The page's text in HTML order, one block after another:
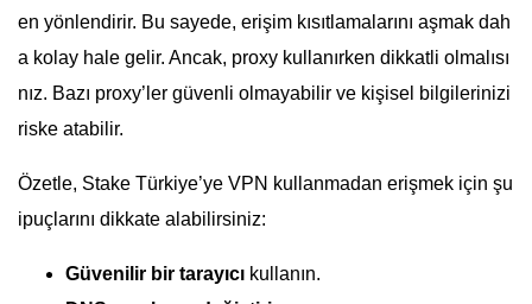
en yönlendirir. Bu sayede, erişim kısıtlamalarını aşmak dah
a kolay hale gelir. Ancak, proxy kullanırken dikkatli olmalısı
nız. Bazı proxy’ler güvenli olmayabilir ve kişisel bilgilerinizi
riske atabilir.
Özetle, Stake Türkiye’ye VPN kullanmadan erişmek için şu
ipuçlarını dikkate alabilirsiniz:
Güvenilir bir tarayıcı kullanın.